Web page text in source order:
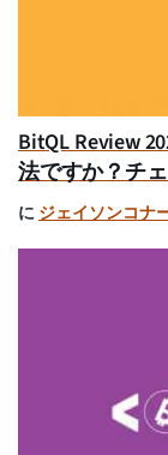
BitQL Review
法ですか？チ
に ジェイソンコナ